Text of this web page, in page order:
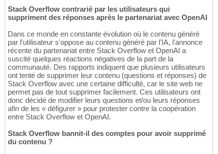
Stack Overflow contrarié par les utilisateurs qui
suppriment des réponses après le partenariat avec OpenAI
Dans ce monde en constante évolution où le contenu généré
par l'utilisateur s'oppose au contenu généré par l'IA, l'annonce
récente du partenariat entre Stack Overflow et OpenAI a
suscité quelques réactions négatives de la part de la
communauté. Des rapports indiquent que plusieurs utilisateurs
ont tenté de supprimer leur contenu (questions et réponses) de
Stack Overflow avec une certaine difficulté, car le site web ne
permet pas de tout supprimer facilement. Ces utilisateurs ont
donc décidé de modifier leurs questions et/ou leurs réponses
afin de les « défigurer » pour protester contre la coopération
entre Stack Overflow et OpenAI.
Stack Overflow bannit-il des comptes pour avoir supprimé
du contenu ?